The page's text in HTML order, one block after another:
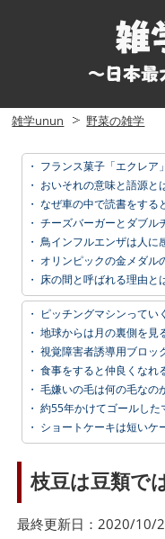
雑学unun 野菜の雑学
・ フランス菓子「エクレア
・ おいそれの意味と語源と
・ なぜ車の中で読書をする
・ チーズバーガーとダブル
・ 鳥インフルエンザは人に
・ オリンピックの金メダル
・ 床の間と呼ばれる理由と
・ ピッチングマシンってい
・ 地球からは月の裏側を見
・ 視覚障害者誘導用ブロッ
・ 食事をすると仲良くなれ
・ 毛嫌いの毛は何の毛なの
・ 約55年かけてゴールした
・ ショートケーキは短いケ
枝豆は豆類で
最終更新日：2020/10/